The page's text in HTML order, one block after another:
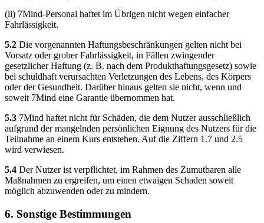
(ii) 7Mind-Personal haftet im Übrigen nicht wegen einfacher
Fahrlässigkeit.
5.2 Die vorgenannten Haftungsbeschränkungen gelten nicht bei
Vorsatz oder grober Fahrlässigkeit, in Fällen zwingender
gesetzlicher Haftung (z. B. nach dem Produkthaftungsgesetz) sowie
bei schuldhaft verursachten Verletzungen des Lebens, des Körpers
oder der Gesundheit. Darüber hinaus gelten sie nicht, wenn und
soweit 7Mind eine Garantie übernommen hat.
5.3 7Mind haftet nicht für Schäden, die dem Nutzer ausschließlich
aufgrund der mangelnden persönlichen Eignung des Nutzers für die
Teilnahme an einem Kurs entstehen. Auf die Ziffern 1.7 und 2.5
wird verwiesen.
5.4 Der Nutzer ist verpflichtet, im Rahmen des Zumutbaren alle
Maßnahmen zu ergreifen, um einen etwaigen Schaden soweit
möglich abzuwenden oder zu mindern.
6. Sonstige Bestimmungen